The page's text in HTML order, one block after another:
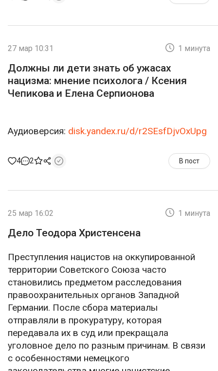
27 мар 10:31 1 минута
Должны ли дети знать об ужасах
нацизма: мнение психолога / Ксения
Чепикова и Елена Серпионова
Аудиоверсия: disk.yandex.ru/d/r2SEsfDjvOxUpg
4 2 В пост
25 мар 16:02 1 минута
Дело Теодора Христенсена
Преступления нацистов на оккупированной
территории Советского Союза часто
становились предметом расследования
правоохранительных органов Западной
Германии. После сбора материалы
отправляли в прокуратуру, которая
передавала их в суд или прекращала
уголовное дело по разным причинам. В связи
с особенностями немецкого